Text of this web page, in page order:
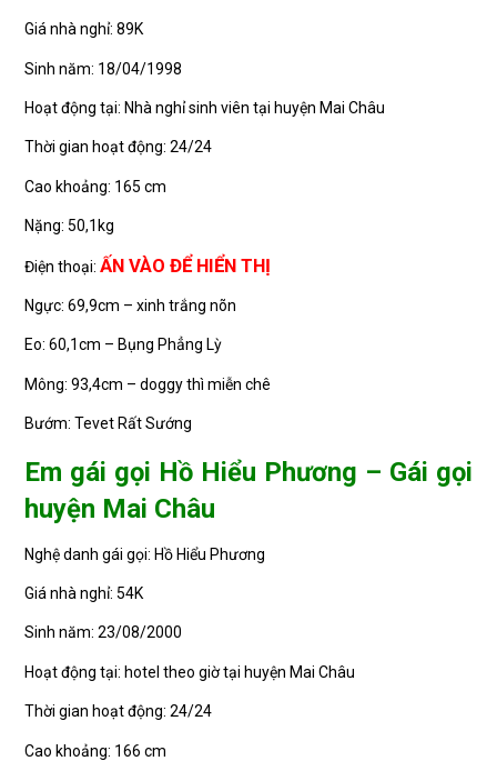
Giá nhà nghỉ: 89K
Sinh năm: 18/04/1998
Hoạt động tại: Nhà nghỉ sinh viên tại huyện Mai Châu
Thời gian hoạt động: 24/24
Cao khoảng: 165 cm
Nặng: 50,1kg
Điện thoại:ẤN VÀO ĐỂ HIỂN THỊ
Ngực: 69,9cm – xinh trắng nõn
Eo: 60,1cm – Bụng Phẳng Lỳ
Mông: 93,4cm – doggy thì miễn chê
Bướm: Tevet Rất Sướng
Em gái gọi Hồ Hiểu Phương – Gái gọi
huyện Mai Châu
Nghệ danh gái gọi: Hồ Hiểu Phương
Giá nhà nghỉ: 54K
Sinh năm: 23/08/2000
Hoạt động tại: hotel theo giờ tại huyện Mai Châu
Thời gian hoạt động: 24/24
Cao khoảng: 166 cm